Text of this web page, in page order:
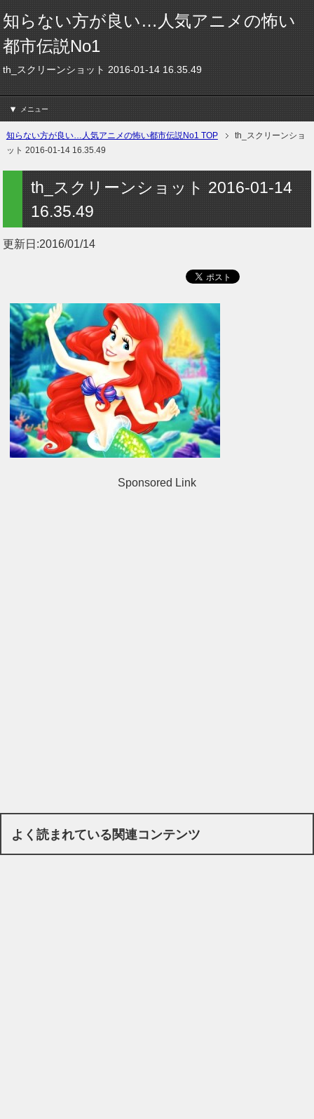
知らない方が良い…人気アニメの怖い
都市伝説No1
th_スクリーンショット 2016-01-14 16.35.49
メニュー
知らない方が良い…人気アニメの怖い都市伝説No1 TOP
th_スクリーンショ
ット 2016-01-14 16.35.49
th_スクリーンショット 2016-01-14
16.35.49
更新日:2016/01/14
Sponsored Link
よく読まれている関連コンテンツ